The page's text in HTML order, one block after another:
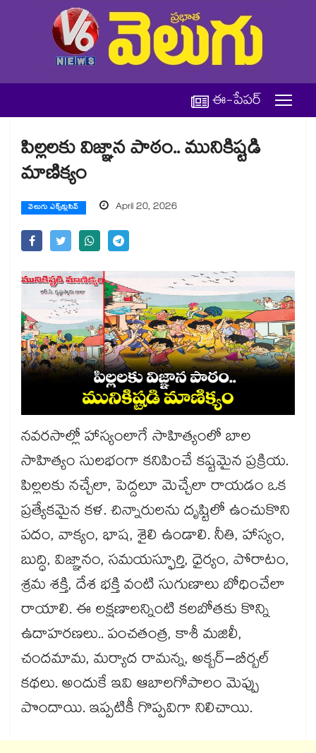
ఈ-పేపర్
పిల్లలకు విజ్ఞాన పాఠం.. మునికిష్టడి
మాణిక్యం
వెలుగు ఎక్స్‌క్లుసివ్ April 20, 2026
నవరసాల్లో హాస్యంలాగే సాహిత్యంలో బాల
సాహిత్యం సులభంగా కనిపించే కష్టమైన ప్రక్రియ.
పిల్లలకు నచ్చేలా, పెద్దలూ మెచ్చేలా రాయడం ఒక
ప్రత్యేకమైన కళ. చిన్నారులను దృష్టిలో ఉంచుకొని
పదం, వాక్యం, భాష, శైలి ఉండాలి. నీతి, హాస్యం,
బుద్ధి, విజ్ఞానం, సమయస్ఫూర్తి, ధైర్యం, పోరాటం,
శ్రమ శక్తి, దేశ భక్తి వంటి సుగుణాలు బోధించేలా
రాయాలి. ఈ లక్షణాలన్నింటి కలబోతకు కొన్ని
ఉదాహరణలు.. పంచతంత్ర, కాశీ మజిలీ,
చందమామ, మర్యాద రామన్న, అక్బర్​–బీర్బల్​
కథలు. అందుకే ఇవి ఆబాలగోపాలం మెప్పు
పొందాయి. ఇప్పటికీ గొప్పవిగా నిలిచాయి.